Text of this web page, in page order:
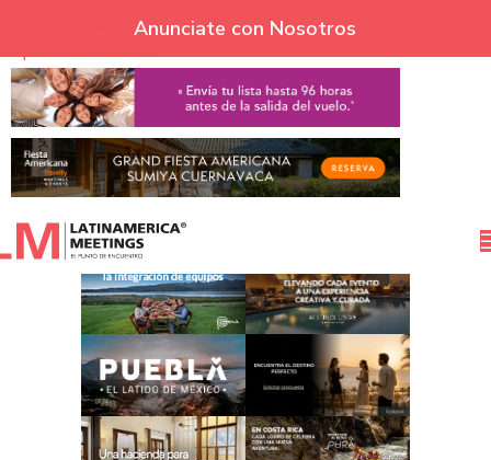
Skip to navigation
Skip to main content
Anunciate con Nosotros